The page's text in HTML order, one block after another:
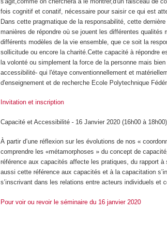
fois cognitif et conatif, nécessaire pour saisir ce qui est
Dans cette pragmatique de la responsabilité, cette
manières de répondre où se jouent les différentes
différents modèles de la vie ensemble, que ce soit la
sollicitude ou encore la charité.Cette capacité à répondre
la volonté ou simplement la force de la personne mais
accessibilité- qui l'étaye conventionnellement et
d'enseignement et de recherche Ecole Polytechnique
Invitation et inscription
Capacité et Accessibilité - 16 Janvier 2020 (16h00 à 18h00)
À partir d’une réflexion sur les évolutions de nos «
comprendre les «métamorphoses » du concept de
référence aux capacités affecte les pratiques, du rapport
aussi cette référence aux capacités et à la capacitation
s’inscrivant dans les relations entre acteurs individuels et
Pour voir ou revoir le séminaire du 16 janvier 2020